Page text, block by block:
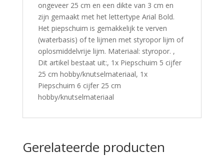
ongeveer 25 cm en een dikte van 3 cm en
zijn gemaakt met het lettertype Arial Bold.
Het piepschuim is gemakkelijk te verven
(waterbasis) of te lijmen met styropor lijm of
oplosmiddelvrije lijm. Materiaal: styropor. ,
Dit artikel bestaat uit:, 1x Piepschuim 5 cijfer
25 cm hobby/knutselmateriaal, 1x
Piepschuim 6 cijfer 25 cm
hobby/knutselmateriaal
Gerelateerde producten